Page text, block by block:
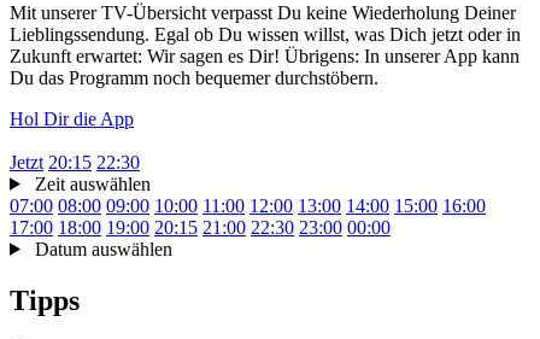
Mit unserer TV-Übersicht verpasst Du keine Wiederholung Deiner
Lieblingssendung. Egal ob Du wissen willst, was Dich jetzt oder in
Zukunft erwartet: Wir sagen es Dir! Übrigens: In unserer App kann
Du das Programm noch bequemer durchstöbern.
Hol Dir die App
Jetzt 20:15 22:30
Zeit auswählen
07:00 08:00 09:00 10:00 11:00 12:00 13:00 14:00 15:00 16:00
17:00 18:00 19:00 20:15 21:00 22:30 23:00 00:00
Datum auswählen
Tipps